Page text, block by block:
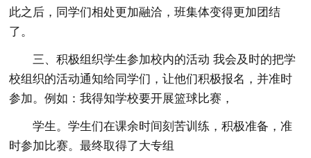
此之后，同学们相处更加融洽，班集体变得更加团结
了。
三、积极组织学生参加校内的活动 我会及时的把学
校组织的活动通知给同学们，让他们积极报名，并准时
参加。例如：我得知学校要开展篮球比赛，
学生。学生们在课余时间刻苦训练，积极准备，准
时参加比赛。最终取得了大专组